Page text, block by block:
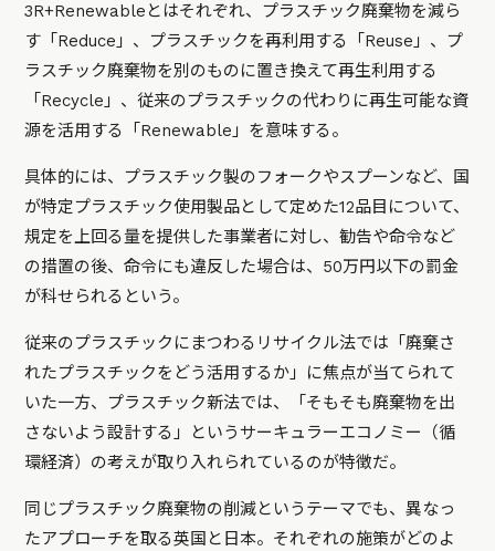
3R+Renewableとはそれぞれ、プラスチック廃棄物を減ら
す「Reduce」、プラスチックを再利用する「Reuse」、プ
ラスチック廃棄物を別のものに置き換えて再生利用する
「Recycle」、従来のプラスチックの代わりに再生可能な資
源を活用する「Renewable」を意味する。
具体的には、プラスチック製のフォークやスプーンなど、国
が特定プラスチック使用製品として定めた12品目について、
規定を上回る量を提供した事業者に対し、勧告や命令など
の措置の後、命令にも違反した場合は、50万円以下の罰金
が科せられるという。
従来のプラスチックにまつわるリサイクル法では「廃棄さ
れたプラスチックをどう活用するか」に焦点が当てられて
いた一方、プラスチック新法では、「そもそも廃棄物を出
さないよう設計する」というサーキュラーエコノミー（循
環経済）の考えが取り入れられているのが特徴だ。
同じプラスチック廃棄物の削減というテーマでも、異なっ
たアプローチを取る英国と日本。それぞれの施策がどのよ